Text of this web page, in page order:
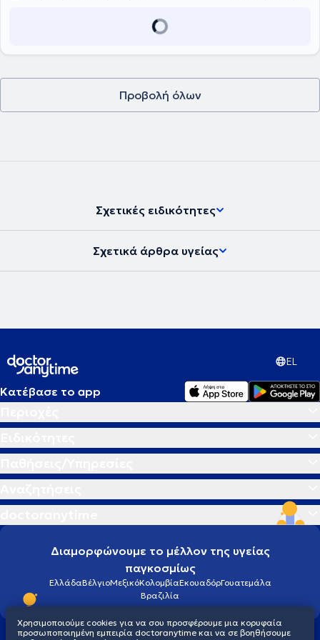
Προβολή όλων
Σχετικές ειδικότητες
Σχετικά άρθρα υγείας
EL
Κατέβασε το app
Διαμορφώνουμε το μέλλον της υγείας
παγκοσμίως
ΕλλάδαΒέλγιοΜεξικόΚολομβίαΕκουαδόρΓουατεμάλα
Βραζιλία
Χρησιμοποιούμε cookies για να σου προσφέρουμε μια κορυφαία
προσωποποιημένη εμπειρία doctoranytime και να σε βοηθήσουμε